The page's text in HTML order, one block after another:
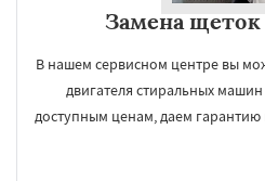
Замена щеток
В нашем сервисном центре вы
двигателя стиральных
доступным ценам, даем